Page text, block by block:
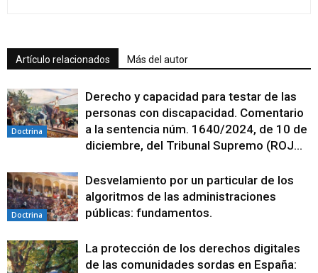
Artículo relacionados Más del autor
Doctrina
Derecho y capacidad para testar de las
personas con discapacidad. Comentario
a la sentencia núm. 1640/2024, de 10 de
diciembre, del Tribunal Supremo (ROJ...
Doctrina
Desvelamiento por un particular de los
algoritmos de las administraciones
públicas: fundamentos.
La protección de los derechos digitales
de las comunidades sordas en España: